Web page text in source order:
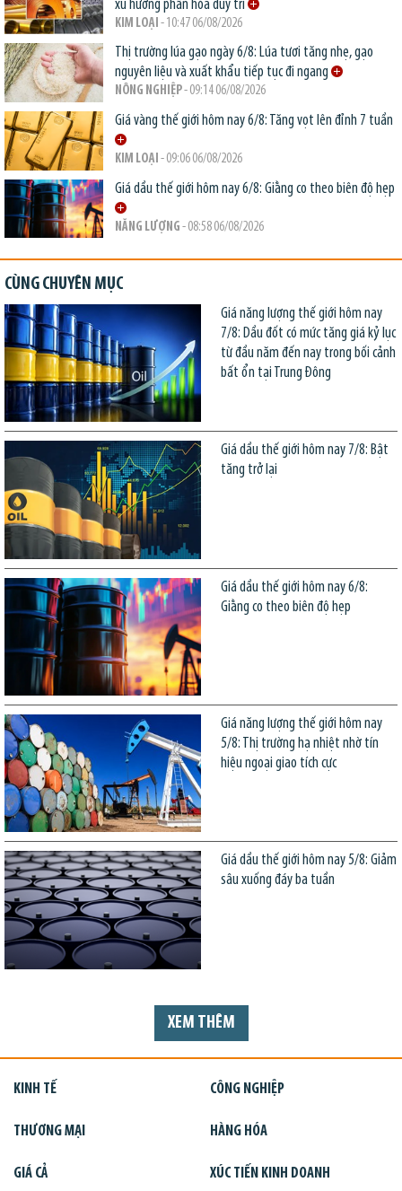
xu hướng phân hóa duy trì
KIM LOẠI - 10:47 06/08/2026
Thị trường lúa gạo ngày 6/8: Lúa tươi tăng nhẹ, gạo
nguyên liệu và xuất khẩu tiếp tục đi ngang
NÔNG NGHIỆP- 09:14 06/08/2026
Giá vàng thế giới hôm nay 6/8: Tăng vọt lên đỉnh 7 tuần
KIM LOẠI - 09:06 06/08/2026
Giá dầu thế giới hôm nay 6/8: Giằng co theo biên độ hẹp
NĂNG LƯỢNG - 08:58 06/08/2026
CÙNG CHUYÊN MỤC
Giá năng lượng thế giới hôm nay
7/8: Dầu đốt có mức tăng giá kỷ lục
từ đầu năm đến nay trong bối cảnh
bất ổn tại Trung Đông
Giá dầu thế giới hôm nay 7/8: Bật
tăng trở lại
Giá dầu thế giới hôm nay 6/8:
Giằng co theo biên độ hẹp
Giá năng lượng thế giới hôm nay
5/8: Thị trường hạ nhiệt nhờ tín
hiệu ngoại giao tích cực
Giá dầu thế giới hôm nay 5/8: Giảm
sâu xuống đáy ba tuần
XEM THÊM
KINH TẾ CÔNG NGHIỆP
THƯƠNG MẠI HÀNG HÓA
GIÁ CẢ XÚC TIẾN KINH DOANH